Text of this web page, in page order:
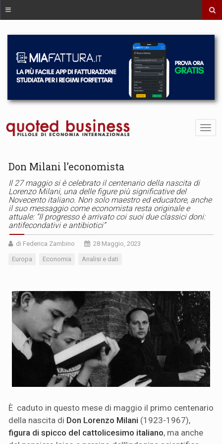
Don Milani l’economista
Il 27 maggio si è celebrato il centenario della nascita di
Lorenzo Milani, una delle figure più significative del
Novecento italiano. Non solo maestro ed educatore, anche
il suo messaggio come economista resta originale e
attuale: “Il progresso è arrivato coi suoi due classici doni:
antifecondativi e antibiotici”
di Federica Zambino 28 Maggio, 2023
Europa Economia Analisi e dati
È caduto in questo mese di maggio il primo centenario
della nascita di Don Lorenzo Milani (1923-1967),
figura di spicco del cattolicesimo italiano, ma anche